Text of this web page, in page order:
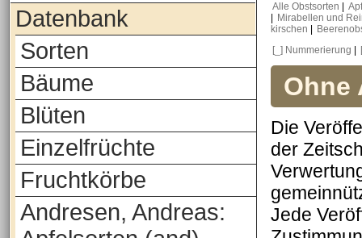
Datenbank
Sorten
Bäume
Blüten
Einzelfrüchte
Fruchtkörbe
Andresen, Andreas:
Alle Obstsorten
Mirabellen und
kirschen
[_] Nummerierung
Ohne
Die
der
Jede